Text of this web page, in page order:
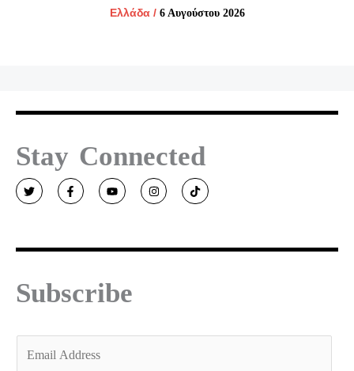
Ελλάδα/ 6 Αυγούστου 2026
Stay Connected
T
w
i
r
F
a
c
o
Y
o
u
e
I
n
s
r
T
i
k
Subscribe